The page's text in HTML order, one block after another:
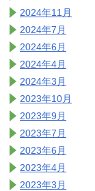
2024年11月
2024年7月
2024年6月
2024年4月
2024年3月
2023年10月
2023年9月
2023年7月
2023年6月
2023年4月
2023年3月